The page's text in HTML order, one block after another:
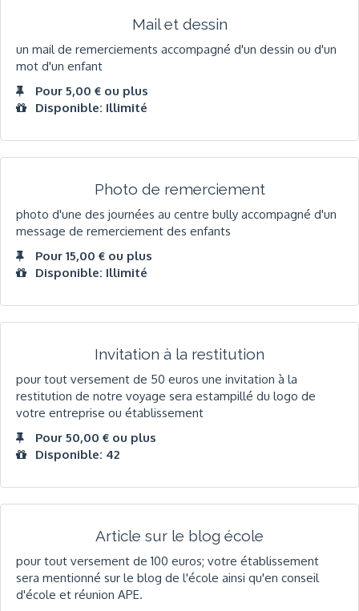
Mail et dessin
un mail de remerciements accompagné d'un dessin ou d'un
mot d'un enfant
Pour 5,00 € ou plus
Disponible: Illimité
Photo de remerciement
photo d'une des journées au centre bully accompagné d'un
message de remerciement des enfants
Pour 15,00 € ou plus
Disponible: Illimité
Invitation à la restitution
pour tout versement de 50 euros une invitation à la
restitution de notre voyage sera estampillé du logo de
votre entreprise ou établissement
Pour 50,00 € ou plus
Disponible: 42
Article sur le blog école
pour tout versement de 100 euros; votre établissement
sera mentionné sur le blog de l'école ainsi qu'en conseil
d'école et réunion APE.